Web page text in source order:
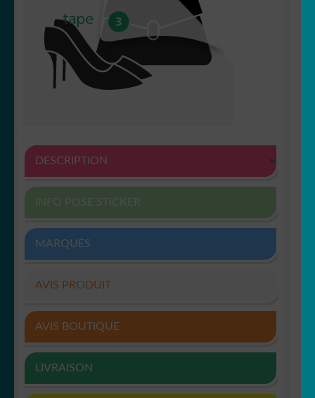
DESCRIPTION
INFO POSE STICKER
MARQUES
AVIS PRODUIT
AVIS BOUTIQUE
LIVRAISON